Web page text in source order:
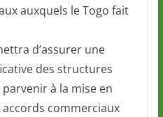
auxquels le Togo fait
d’assurer une
des structures
à la mise en
commerciaux